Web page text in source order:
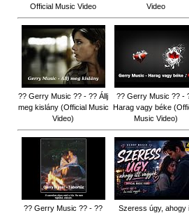
Official Music Video
Video
?? Gerry Music ?? - ?? Állj
meg kislány (Official Music
Video)
?? Gerry Music ?? -
Harag vagy béke
Music Video)
?? Gerry Music ?? - ??
Szeress úgy, ahogy